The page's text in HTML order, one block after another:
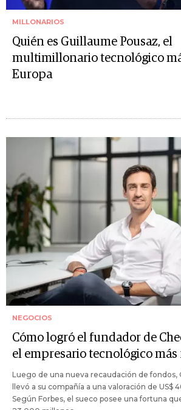
MILLONARIOS
Quién es Guillaume Pousaz, el
multimillonario tecnológico
Europa
NEGOCIOS
Cómo logró el fundador de
el empresario tecnológico más
Luego de una nueva recaudación de fondos,
llevó a su compañía a una valoración de US$
Según Forbes, el sueco posee una fortuna